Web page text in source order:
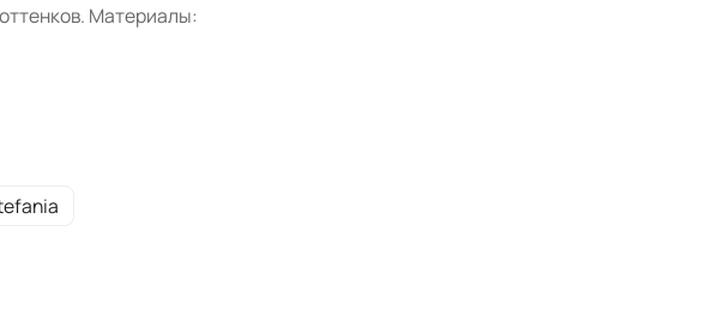
Материалы: